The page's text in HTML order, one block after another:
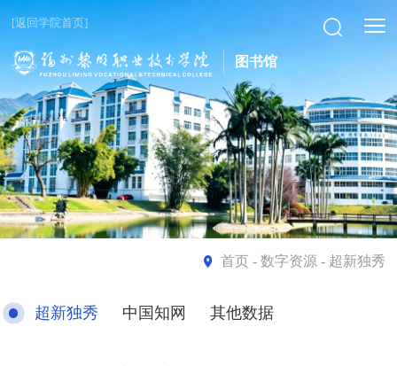
[返回学院首页]
图书馆
首页- 数字资源 - 超新独秀
超新独秀 中国知网 其他数据